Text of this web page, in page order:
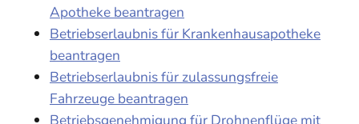
Apotheke beantragen
Betriebserlaubnis für Krankenhausapotheke
beantragen
Betriebserlaubnis für zulassungsfreie
Fahrzeuge beantragen